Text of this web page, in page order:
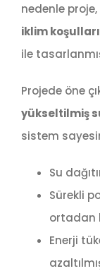
nedenle proje,
iklim
ile
Projede öne
yükseltilmiş
sistem
Su
Sürekli
ortadan
Enerji